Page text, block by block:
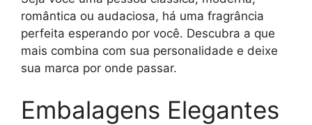
romântica ou audaciosa, há uma fragrância
perfeita esperando por você. Descubra a que
mais combina com sua personalidade e deixe
sua marca por onde passar.
Embalagens Elegantes